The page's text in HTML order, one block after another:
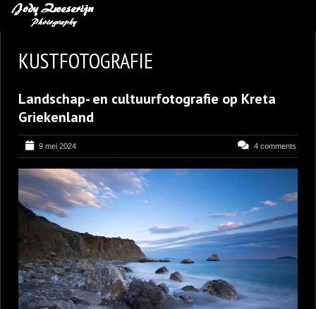
BLOG
LEREN VAN KUNST
BENCE MATE FOTOHUTTEN
OVER MIJ
CONTACT
KUSTFOTOGRAFIE
Landschap- en cultuurfotografie op Kreta
Griekenland
9 mei 2024 4 comments